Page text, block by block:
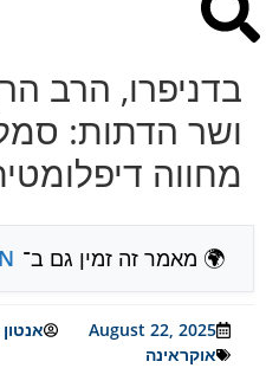
בדניפרו, הרב
ושר הדתות:
מחווה
🌍 מאמר זה זמין גם ב־
August 22, 2025
אוקראינה